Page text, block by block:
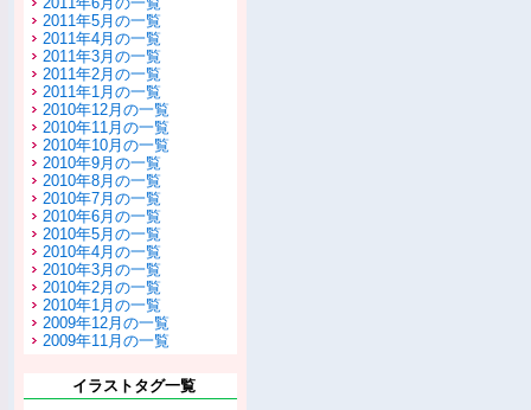
2011年5月の一覧
2011年4月の一覧
2011年3月の一覧
2011年2月の一覧
2011年1月の一覧
2010年12月の一覧
2010年11月の一覧
2010年10月の一覧
2010年9月の一覧
2010年8月の一覧
2010年7月の一覧
2010年6月の一覧
2010年5月の一覧
2010年4月の一覧
2010年3月の一覧
2010年2月の一覧
2010年1月の一覧
2009年12月の一覧
2009年11月の一覧
イラストタグ一覧